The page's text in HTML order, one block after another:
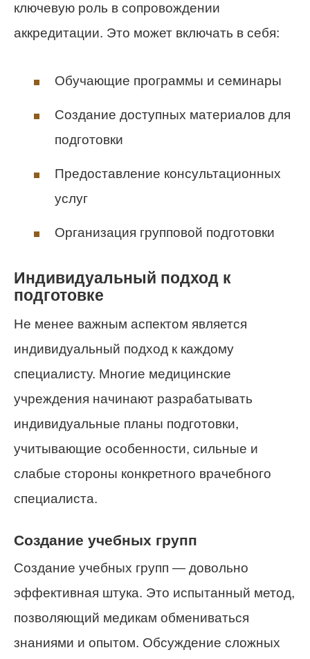
ключевую роль в сопровождении
аккредитации. Это может включать в себя:
Обучающие программы и семинары
Создание доступных материалов для
подготовки
Предоставление консультационных
услуг
Организация групповой подготовки
Индивидуальный подход к
подготовке
Не менее важным аспектом является
индивидуальный подход к каждому
специалисту. Многие медицинские
учреждения начинают разрабатывать
индивидуальные планы подготовки,
учитывающие особенности, сильные и
слабые стороны конкретного врачебного
специалиста.
Создание учебных групп
Создание учебных групп — довольно
эффективная штука. Это испытанный метод,
позволяющий медикам обмениваться
знаниями и опытом. Обсуждение сложных